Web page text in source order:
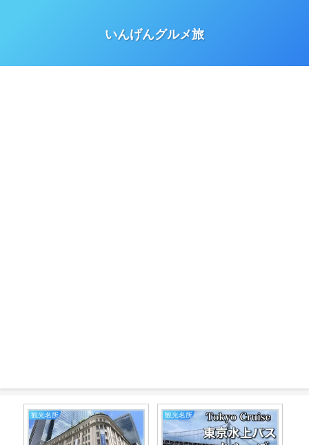
いんげんグルメ旅
白金・目黒・五反田 新宿・新大久保・池袋